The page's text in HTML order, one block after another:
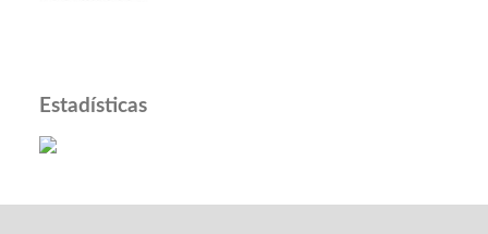
Estadísticas